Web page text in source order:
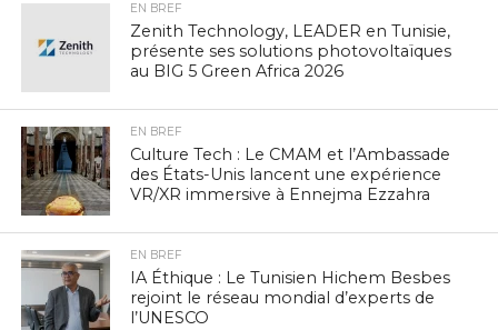
EN BREF
Zenith Technology, LEADER en Tunisie,
présente ses solutions photovoltaïques
au BIG 5 Green Africa 2026
EN BREF
Culture Tech : Le CMAM et l’Ambassade
des États-Unis lancent une expérience
VR/XR immersive à Ennejma Ezzahra
EN BREF
IA Éthique : Le Tunisien Hichem Besbes
rejoint le réseau mondial d’experts de
l’UNESCO